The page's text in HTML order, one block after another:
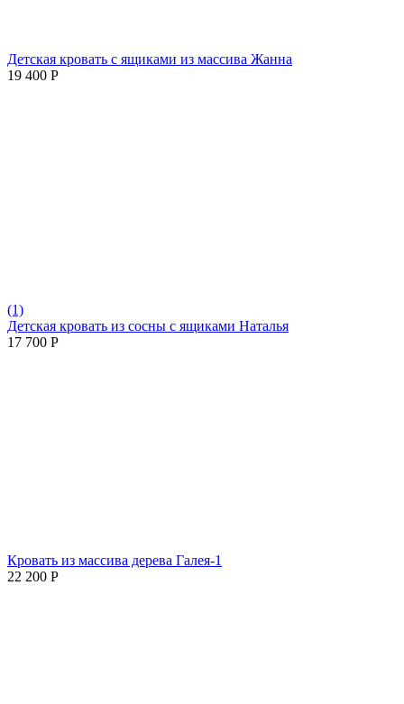
Детская кровать с ящиками из массива Жанна
19 400 Р
(1)
Детская кровать из сосны с ящиками Наталья
17 700 Р
Кровать из массива дерева Галея-1
22 200 Р